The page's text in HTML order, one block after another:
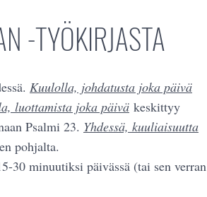
-TYÖKIRJASTA
Kuulolla, johdatusta joka päivä
luottamista joka päivä keskittyy
Psalmi 23. Yhdessä, kuuliaisuutta
pohjalta.
30 minuutiksi päivässä (tai sen verran